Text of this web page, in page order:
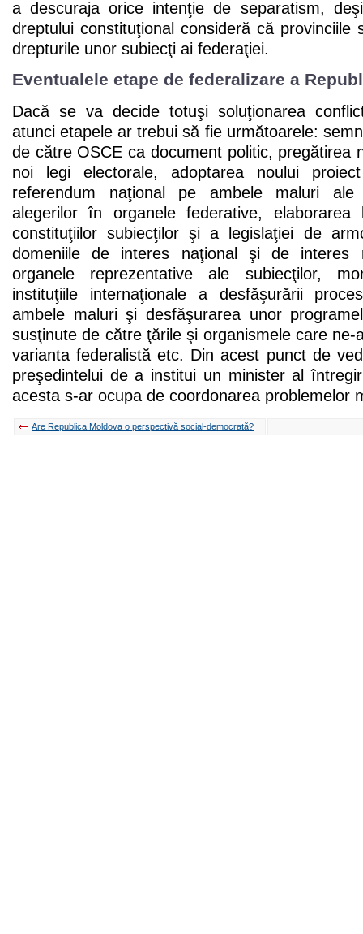
a descuraja orice intenţie de separatism,
dreptului constituţional consideră că provinciile
drepturile unor subiecţi ai federaţiei.
Eventualele etape de federalizare a
Dacă se va decide totuşi soluţionarea
atunci etapele ar trebui să fie următoarele:
de către OSCE ca document politic, pregătirea
noi legi electorale, adoptarea noului
referendum naţional pe ambele maluri ale
alegerilor în organele federative, elaborarea
constituţiilor subiecţilor şi a legislaţiei de
domeniile de interes naţional şi de interes
organele reprezentative ale subiecţilor,
instituţiile internaţionale a desfăşurării
ambele maluri şi desfăşurarea unor
susţinute de către ţările şi organismele care
varianta federalistă etc. Din acest punct de
preşedintelui de a institui un minister al
acesta s-ar ocupa de coordonarea problemelor
Are Republica Moldova o perspectivă social-democrată?